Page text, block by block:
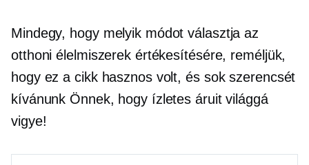
Mindegy, hogy melyik módot választja az
otthoni élelmiszerek értékesítésére, reméljük,
hogy ez a cikk hasznos volt, és sok szerencsét
kívánunk Önnek, hogy ízletes áruit világgá
vigye!